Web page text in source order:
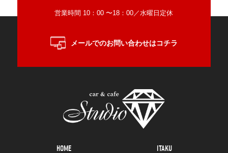
営業時間 10：00 〜18：00／水曜日定休
メールでのお問い合わせはコチラ
HOME
ITAKU